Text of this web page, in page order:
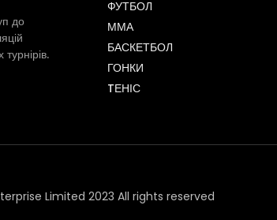
до
ФУТБОЛ
ММА
БАСКЕТБОЛ
ГОНКИ
TЕНІС
Limited 2023 All rights reserved